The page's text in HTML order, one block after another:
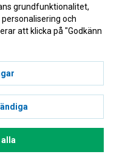
Tiktok
Distribution AB.
grundfunktionalitet,
och
att klicka på "Godkänn